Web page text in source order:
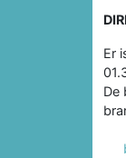
Er
De